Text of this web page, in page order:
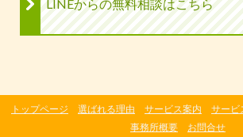
LINEからの無料相談はこちら
トップページ 選ばれる理由 サービス案内 サービ
事務所概要
お問合せ